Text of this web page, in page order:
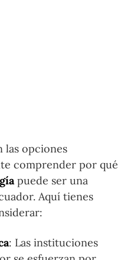
las opciones
comprender por qué
puede ser una
Aquí tienes
: Las instituciones